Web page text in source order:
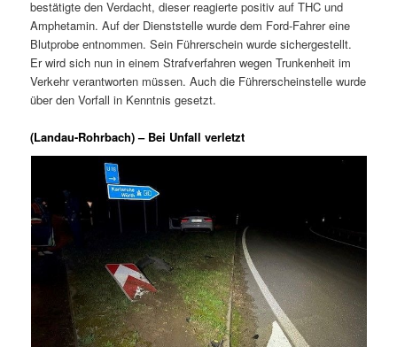
bestätigte den Verdacht, dieser reagierte positiv auf THC und
Amphetamin. Auf der Dienststelle wurde dem Ford-Fahrer eine
Blutprobe entnommen. Sein Führerschein wurde sichergestellt.
Er wird sich nun in einem Strafverfahren wegen Trunkenheit im
Verkehr verantworten müssen. Auch die Führerscheinstelle wurde
über den Vorfall in Kenntnis gesetzt.
(Landau-Rohrbach) – Bei Unfall verletzt